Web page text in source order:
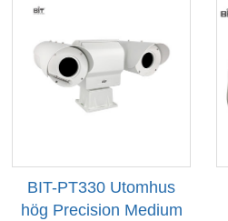
BIT-PT330 Utomhus
hög Precision Medium